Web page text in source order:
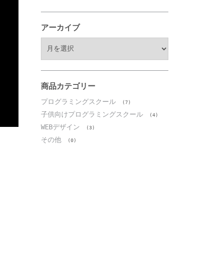
アーカイブ
ブ
商品カテゴリー
プログラミングスクール (7)
子供向けプログラミングスクール (4)
WEBデザイン (3)
その他 (0)